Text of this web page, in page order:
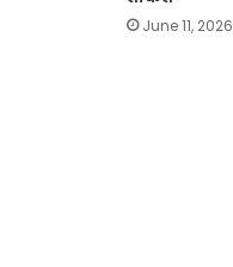
June 11, 2026